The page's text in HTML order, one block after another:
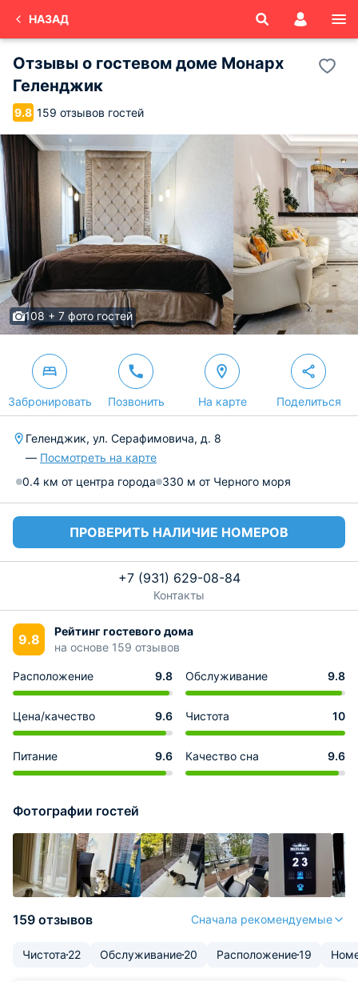
НАЗАД
Отзывы о гостевом доме Монарх
Геленджик
9.8 159 отзывов гостей
108 + 7 фото гостей
Забронировать Позвонить На карте Поделиться
Геленджик, ул. Серафимовича, д. 8
— Посмотреть на карте
0.4 км от центра города 330 м от Черного моря
ПРОВЕРИТЬ НАЛИЧИЕ НОМЕРОВ
+7 (931) 629-08-84
Контакты
9.8
Рейтинг гостевого дома
на основе 159 отзывов
Расположение 9.8 Обслуживание 9.8
Цена/качество 9.6 Чистота 10
Питание 9.6 Качество сна 9.6
Фотографии гостей
159 отзывов Сначала рекомендуемые
Чистота 22 Обслуживание20 Расположение19